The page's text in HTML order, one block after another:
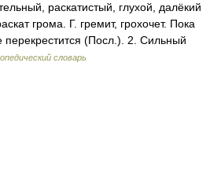
раскатистый, глухой, далёкий
грома. Г. гремит, грохочет. Пока
перекрестится (Посл.). 2. Сильный
словарь